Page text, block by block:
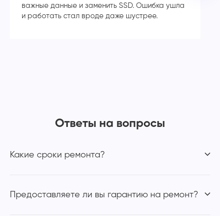
важные данные и заменить SSD. Ошибка ушла
и работать стал вроде даже шустрее.
Ответы на вопросы
Какие сроки ремонта?
Предоставляете ли вы гарантию на ремонт?